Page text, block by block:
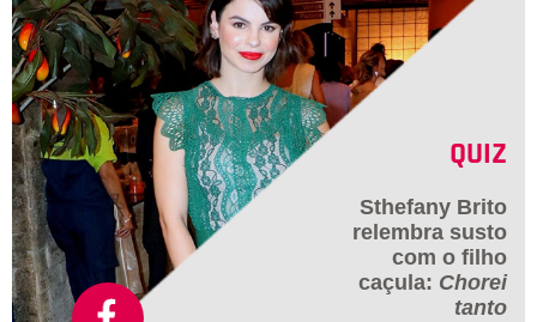
QUIZ
Sthefany Brito
relembra susto
com o filho
caçula: Chorei
tanto